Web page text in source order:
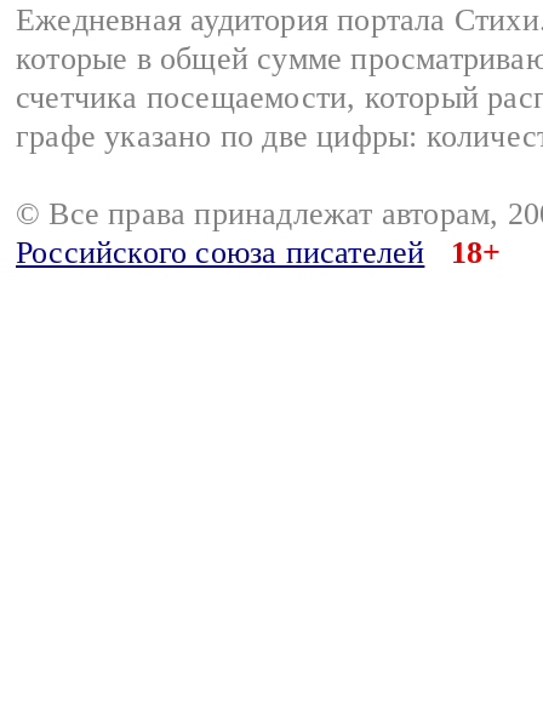
Ежедневная аудитория портала
которые в общей сумме
счетчика посещаемости, который
графе указано по две цифры:
© Все права принадлежат авторам,
Российского союза писателей
18+